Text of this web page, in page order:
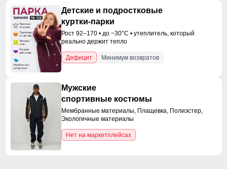
Детские и подростковые
куртки-парки
Рост 92–170 • до −30°C • утеплитель, который
реально держит тепло
Дефицит Минимум возвратов
Мужские
спортивные костюмы
Мембранные материалы, Плащевка, Полиэстер,
Экологичные материалы
Нет на маркетплейсах